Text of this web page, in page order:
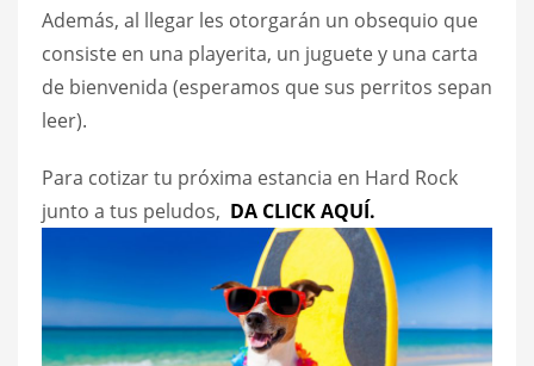
Además, al llegar les otorgarán un obsequio que
consiste en una playerita, un juguete y una carta
de bienvenida (esperamos que sus perritos sepan
leer).
Para cotizar tu próxima estancia en Hard Rock
junto a tus peludos, DA CLICK AQUÍ.